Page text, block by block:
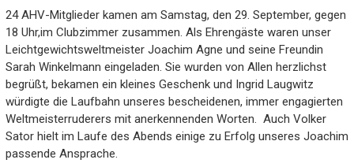
24 AHV-Mitglieder kamen am Samstag, den 29. September, gegen
18 Uhr,im Clubzimmer zusammen. Als Ehrengäste waren unser
Leichtgewichtsweltmeister Joachim Agne und seine Freundin
Sarah Winkelmann eingeladen. Sie wurden von Allen herzlichst
begrüßt, bekamen ein kleines Geschenk und Ingrid Laugwitz
würdigte die Laufbahn unseres bescheidenen, immer engagierten
Weltmeisterruderers mit anerkennenden Worten. Auch Volker
Sator hielt im Laufe des Abends einige zu Erfolg unseres Joachim
passende Ansprache.